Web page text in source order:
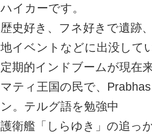
ハイカーです。
歴史好き、フネ好きで遺跡
地イベントなどに出没して
定期的インドブームが現在
マティ王国の民で、
ン。テルグ語を勉強中
護衛艦「しらゆき」の追っ